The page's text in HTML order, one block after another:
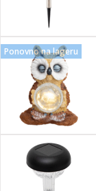
Ponovno na lageru